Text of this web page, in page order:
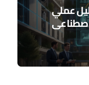
في 2026: تحليل عملي